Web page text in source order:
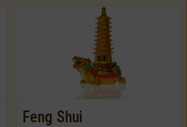
Feng Shui